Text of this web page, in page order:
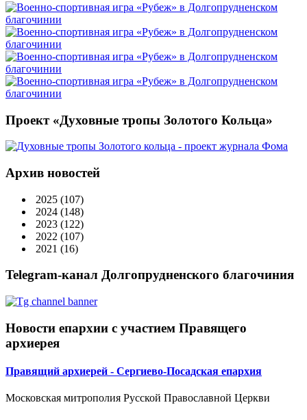
Проект «Духовные тропы Золотого Кольца»
Архив новостей
2025 (107)
2024 (148)
2023 (122)
2022 (107)
2021 (16)
Telegram-канал Долгопрудненского благочиния
Новости епархии с участием Правящего
архиерея
Правящий архиерей - Сергиево-Посадская епархия
Московская митрополия Русской Православной Церкви